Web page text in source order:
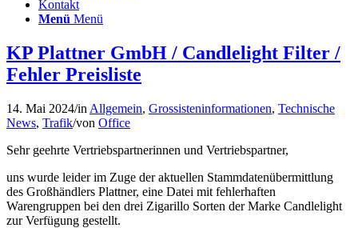
Kontakt
Menü Menü
KP Plattner GmbH / Candlelight Filter /
Fehler Preisliste
14. Mai 2024/in Allgemein, Grossisteninformationen, Technische
News, Trafik/von Office
Sehr geehrte Vertriebspartnerinnen und Vertriebspartner,
uns wurde leider im Zuge der aktuellen Stammdatenübermittlung
des Großhändlers Plattner, eine Datei mit fehlerhaften
Warengruppen bei den drei Zigarillo Sorten der Marke Candlelight
zur Verfügung gestellt.